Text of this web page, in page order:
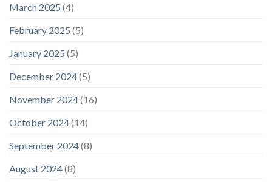
March 2025 (4)
February 2025 (5)
January 2025 (5)
December 2024(5)
November 2024(16)
October 2024(14)
September 2024(8)
August 2024(8)